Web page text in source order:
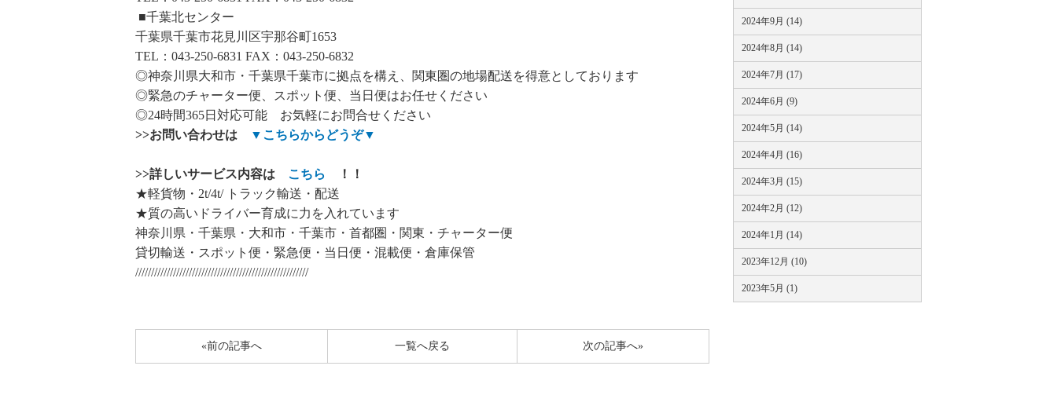
■千葉北センター
千葉県千葉市花見川区宇那谷町1653
TEL：043-250-6831 FAX：043-250-6832
◎神奈川県大和市・千葉県千葉市に拠点を構え、関東圏の地場配送を得意としております
◎緊急のチャーター便、スポット便、当日便はお任せください
◎24時間365日対応可能 お気軽にお問合せください
>>お問い合わせは ▼ こちらからどうぞ▼
>>詳しいサービス内容は こちら
！！
★軽貨物・2t/4t/ トラック輸送・配送
★質の高いドライバー育成に力を入れています
神奈川県・千葉県・大和市・千葉市・首都圏・関東・チャーター便
貸切輸送・スポット便・緊急便・当日便・混載便・倉庫保管
///////////////////////////////////////////////////////
«前の記事へ 次の記事へ»
一覧へ戻る
2024年9月 (14)
2024年8月 (14)
2024年7月 (17)
2024年6月 (9)
2024年5月 (14)
2024年4月 (16)
2024年3月 (15)
2024年2月 (12)
2024年1月 (14)
2023年12月 (10)
2023年5月 (1)